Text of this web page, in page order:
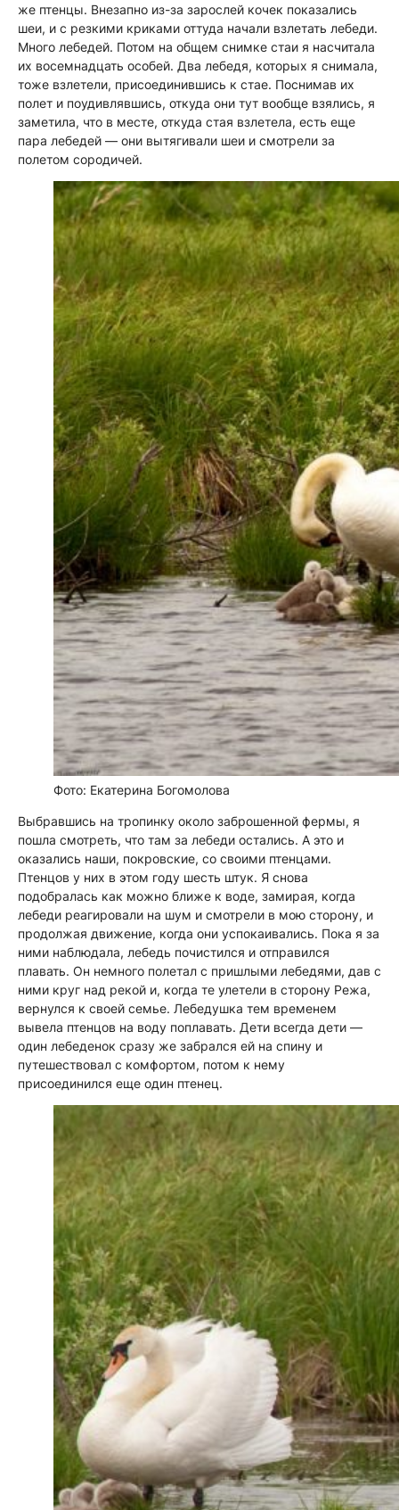
же птенцы. Внезапно из-за зарослей кочек показались
шеи, и с резкими криками оттуда начали взлетать лебеди.
Много лебедей. Потом на общем снимке стаи я насчитала
их восемнадцать особей. Два лебедя, которых я снимала,
тоже взлетели, присоединившись к стае. Поснимав их
полет и поудивлявшись, откуда они тут вообще взялись, я
заметила, что в месте, откуда стая взлетела, есть еще
пара лебедей — они вытягивали шеи и смотрели за
полетом сородичей.
Фото: Екатерина Богомолова
Выбравшись на тропинку около заброшенной фермы, я
пошла смотреть, что там за лебеди остались. А это и
оказались наши, покровские, со своими птенцами.
Птенцов у них в этом году шесть штук. Я снова
подобралась как можно ближе к воде, замирая, когда
лебеди реагировали на шум и смотрели в мою сторону, и
продолжая движение, когда они успокаивались. Пока я за
ними наблюдала, лебедь почистился и отправился
плавать. Он немного полетал с пришлыми лебедями, дав с
ними круг над рекой и, когда те улетели в сторону Режа,
вернулся к своей семье. Лебедушка тем временем
вывела птенцов на воду поплавать. Дети всегда дети —
один лебеденок сразу же забрался ей на спину и
путешествовал с комфортом, потом к нему
присоединился еще один птенец.